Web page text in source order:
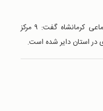
مدیر توسعه کارآفرینی اداره تعاون، کار و رفاه اجتماعی کرمانشاه گفت: ۹ مرکز
در استان دایر شده ‌است.